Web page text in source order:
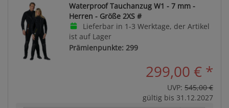
Waterproof Tauchanzug W1 - 7 mm -
Herren - Größe 2XS #
Lieferbar in 1-3 Werktage, der Artikel
ist auf Lager
Prämienpunkte: 299
299,00 € *
UVP: 545,00 €
gültig bis 31.12.2027